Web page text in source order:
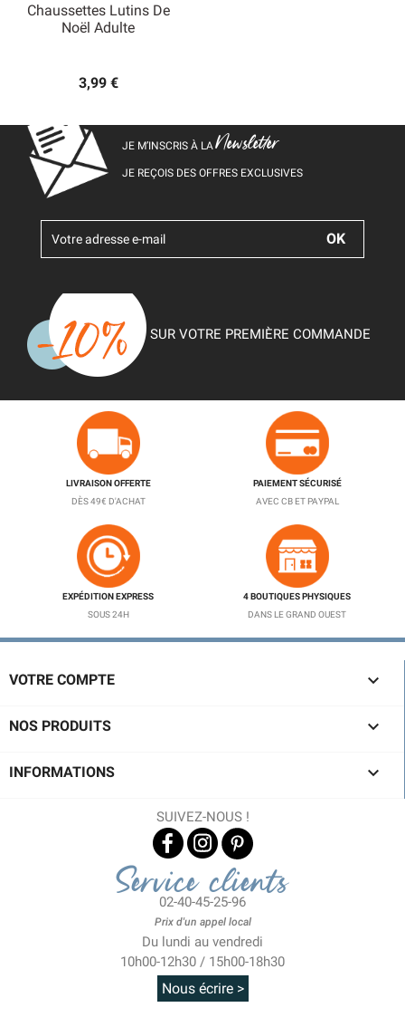
Chaussettes Lutins De
Noël Adulte
3,99 €
JE M’INSCRIS À LANewsletter
JE REÇOIS DES OFFRES EXCLUSIVES
SUR VOTRE PREMIÈRE COMMANDE
LIVRAISON OFFERTE
DÈS 49€ D'ACHAT
PAIEMENT SÉCURISÉ
AVEC CB ET PAYPAL
EXPÉDITION EXPRESS
SOUS 24H
4 BOUTIQUES PHYSIQUES
DANS LE GRAND OUEST
VOTRE COMPTE 
NOS PRODUITS 
INFORMATIONS 
SUIVEZ-NOUS !
Service clients
02-40-45-25-96
Prix d'un appel local
Du lundi au vendredi
10h00-12h30 / 15h00-18h30
Nous écrire >